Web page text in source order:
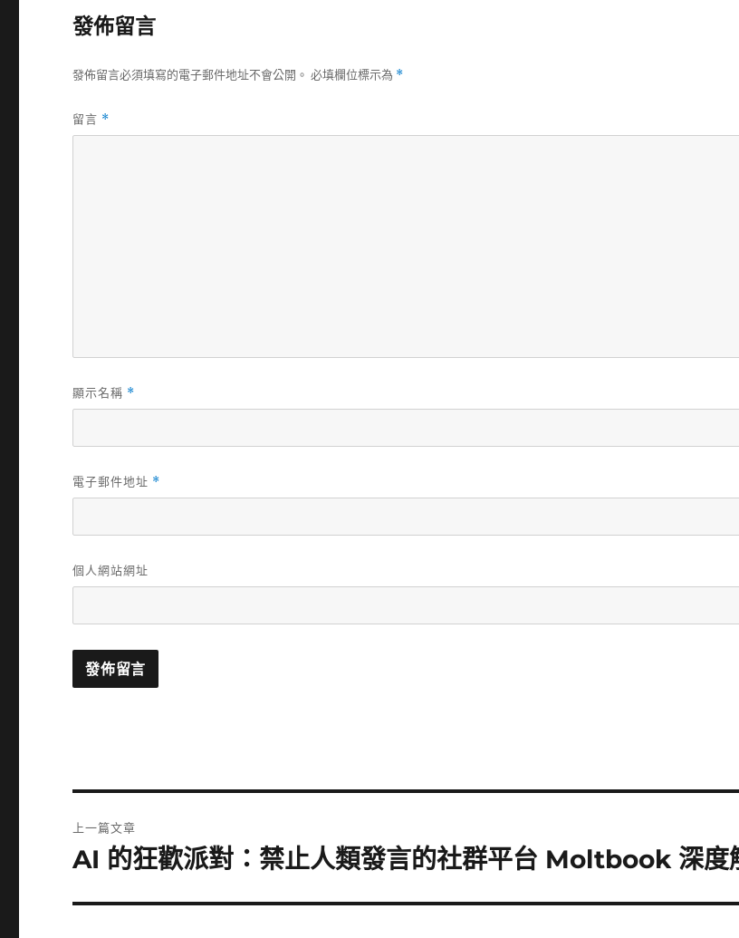
發佈留言
發佈留言必須填寫的電子郵件地址不會公開。 必填欄位標示為 *
留言 *
顯示名稱 *
電子郵件地址 *
個人網站網址
章
上一篇文章
上
篇
AI 的狂歡派對：禁止人類發言的社群平台 Moltbook 深度